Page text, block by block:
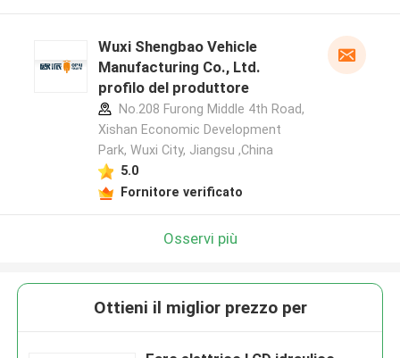
Wuxi Shengbao Vehicle
Manufacturing Co., Ltd.
profilo del produttore
No.208 Furong Middle 4th Road,
Xishan Economic Development
Park, Wuxi City, Jiangsu ,China
5.0
Fornitore verificato
Osservi più
Ottieni il miglior prezzo per